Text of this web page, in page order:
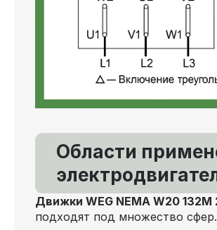
Области
Движки WEG NEMA W20 132M
подходят под множество